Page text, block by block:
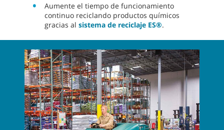
Aumente el tiempo de funcionamiento
continuo reciclando productos químicos
gracias al sistema de reciclaje ES®.